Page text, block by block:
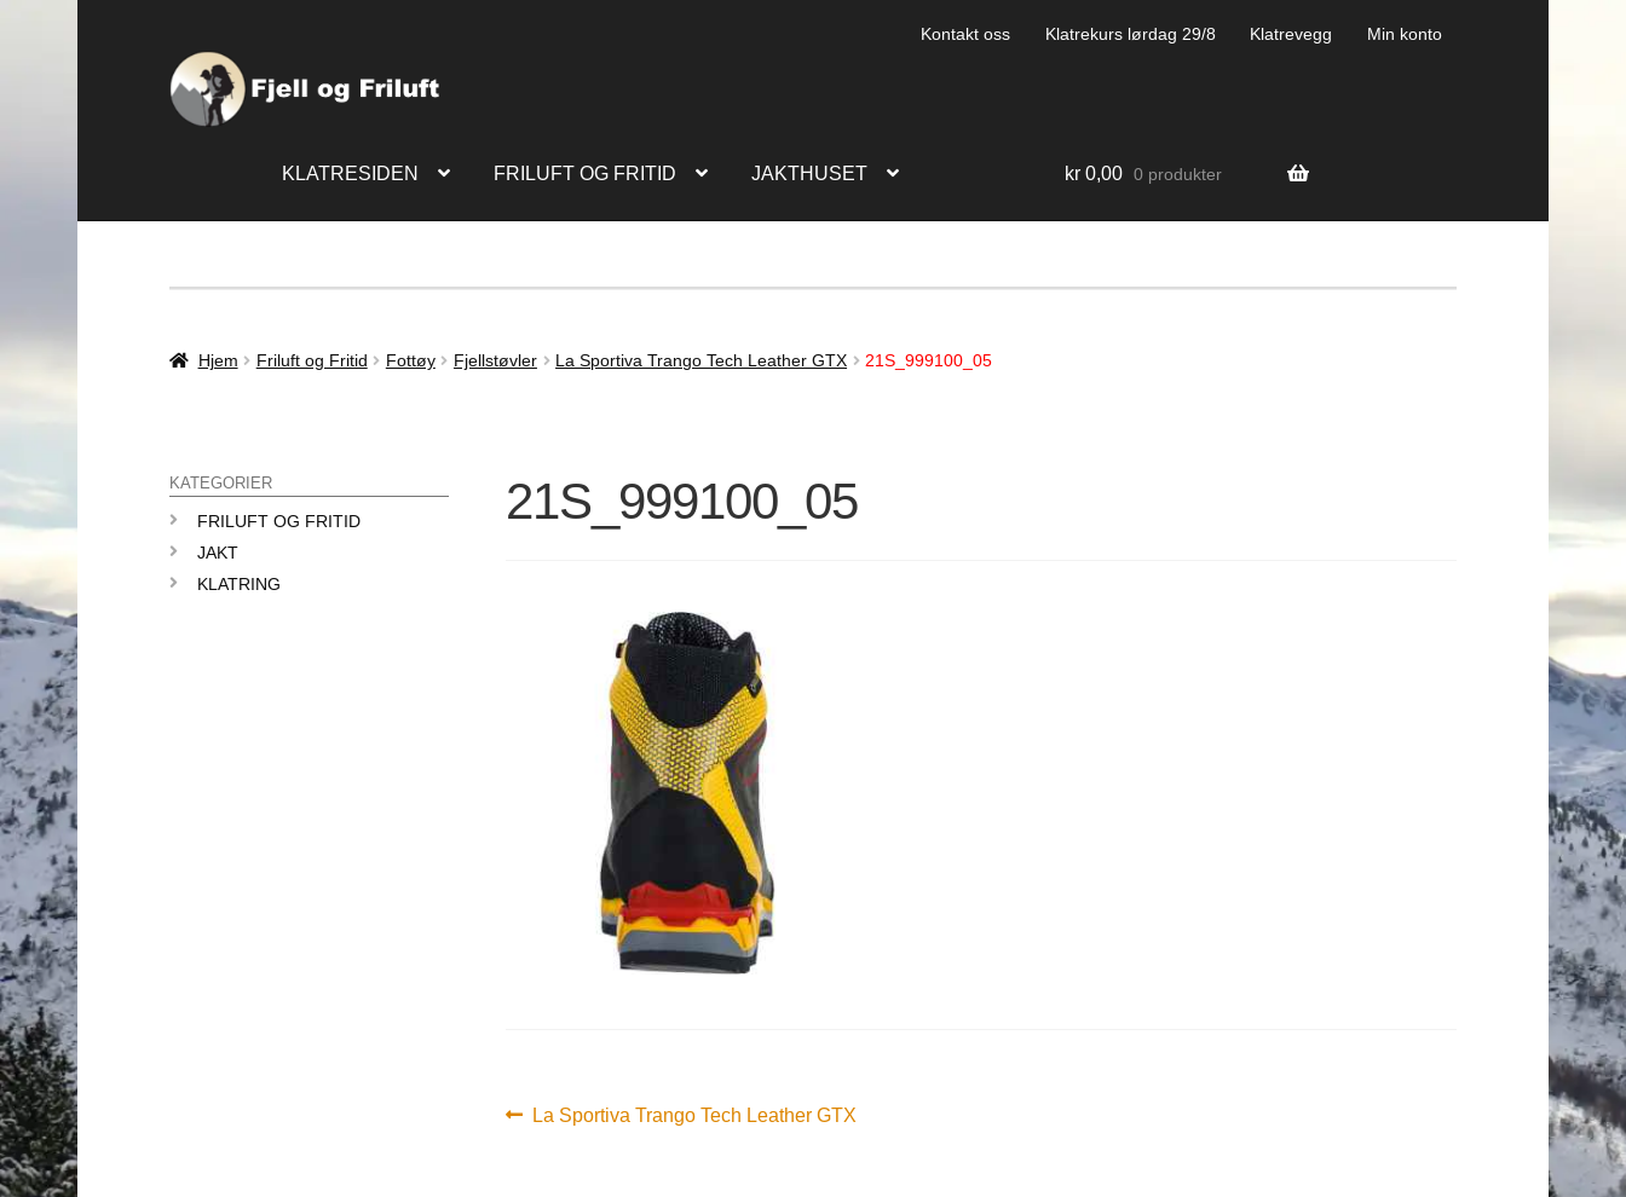
Kontakt oss Klatrekurs lørdag 29/8 Klatrevegg Min konto
KLATRESIDEN FRILUFT OG FRITID JAKTHUSET kr 0,00 0 produkter
Hjem Friluft og Fritid Fottøy Fjellstøvler La Sportiva Trango Tech Leather GTX 21S_999100_05
21S_999100_05
Innleggsnavigasjon
Forrige
La Sportiva Trango Tech Leather GTX
KATEGORIER
FRILUFT OG FRITID
JAKT
KLATRING